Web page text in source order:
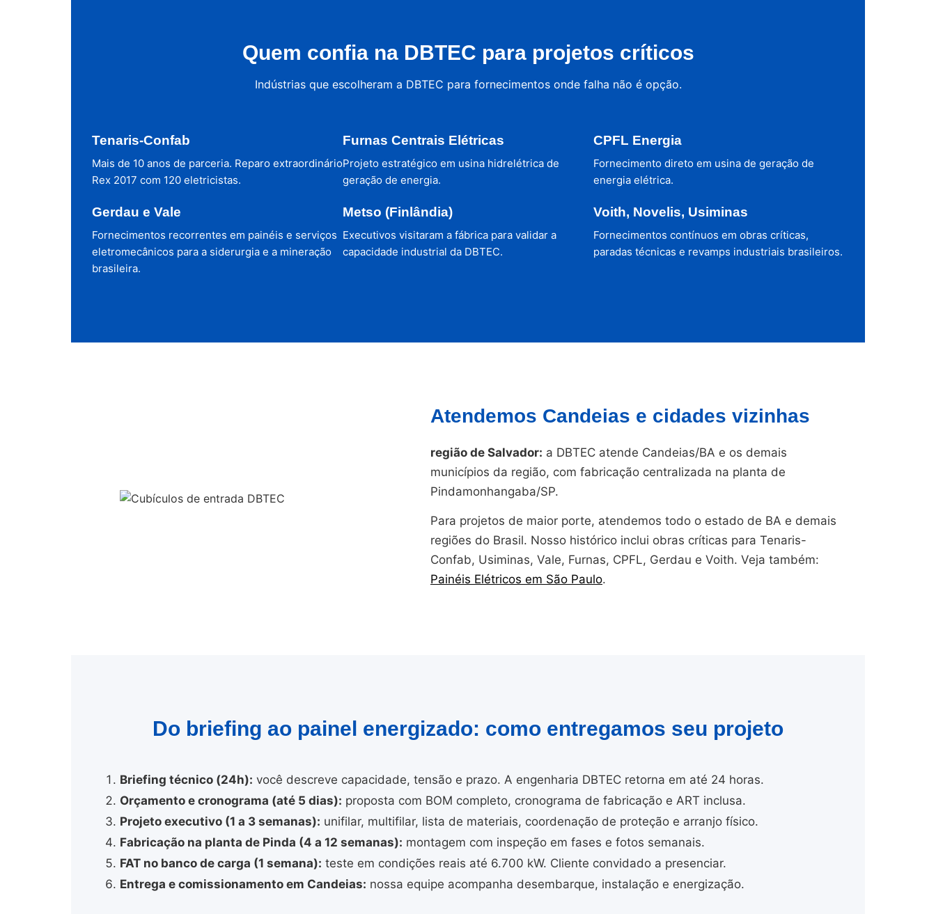
Quem confia na DBTEC para projetos críticos
Indústrias que escolheram a DBTEC para fornecimentos onde falha não é opção.
Tenaris-Confab
Mais de 10 anos de parceria. Reparo extraordinário
Rex 2017 com 120 eletricistas.
Furnas Centrais Elétricas
Projeto estratégico em usina hidrelétrica de
geração de energia.
CPFL Energia
Fornecimento direto em usina de geração de
energia elétrica.
Gerdau e Vale
Fornecimentos recorrentes em painéis e serviços
eletromecânicos para a siderurgia e a mineração
brasileira.
Metso (Finlândia)
Executivos visitaram a fábrica para validar a
capacidade industrial da DBTEC.
Voith, Novelis, Usiminas
Fornecimentos contínuos em obras críticas,
paradas técnicas e revamps industriais brasileiros.
Atendemos Candeias e cidades vizinhas
região de Salvador: a DBTEC atende Candeias/BA e os demais
municípios da região, com fabricação centralizada na planta de
Pindamonhangaba/SP.
Para projetos de maior porte, atendemos todo o estado de BA e demais
regiões do Brasil. Nosso histórico inclui obras críticas para Tenaris-
Confab, Usiminas, Vale, Furnas, CPFL, Gerdau e Voith. Veja também:
Painéis Elétricos em São Paulo.
Do briefing ao painel energizado: como entregamos seu projeto
Briefing técnico (24h): você descreve capacidade, tensão e prazo. A engenharia DBTEC retorna em até 24 horas.
Orçamento e cronograma (até 5 dias): proposta com BOM completo, cronograma de fabricação e ART inclusa.
Projeto executivo (1 a 3 semanas): unifilar, multifilar, lista de materiais, coordenação de proteção e arranjo físico.
Fabricação na planta de Pinda (4 a 12 semanas): montagem com inspeção em fases e fotos semanais.
FAT no banco de carga (1 semana): teste em condições reais até 6.700 kW. Cliente convidado a presenciar.
Entrega e comissionamento em Candeias: nossa equipe acompanha desembarque, instalação e energização.